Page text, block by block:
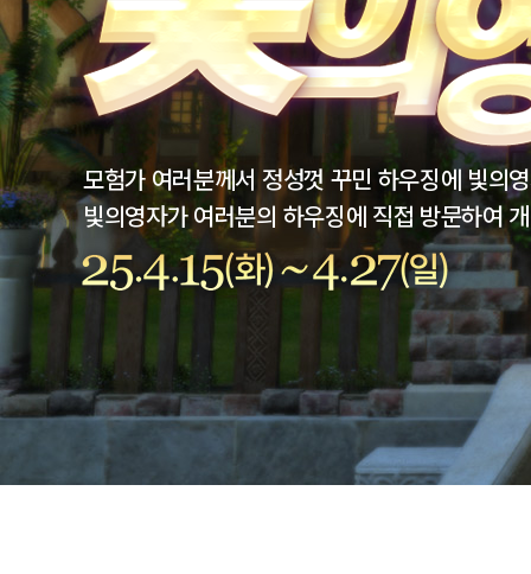
모험가 여러분께서 정성껏 꾸민 하우징에 빛의
빛의영자가 여러분의 하우징에 직접 방문하여
25.4.15(화)
~
4.27(월)